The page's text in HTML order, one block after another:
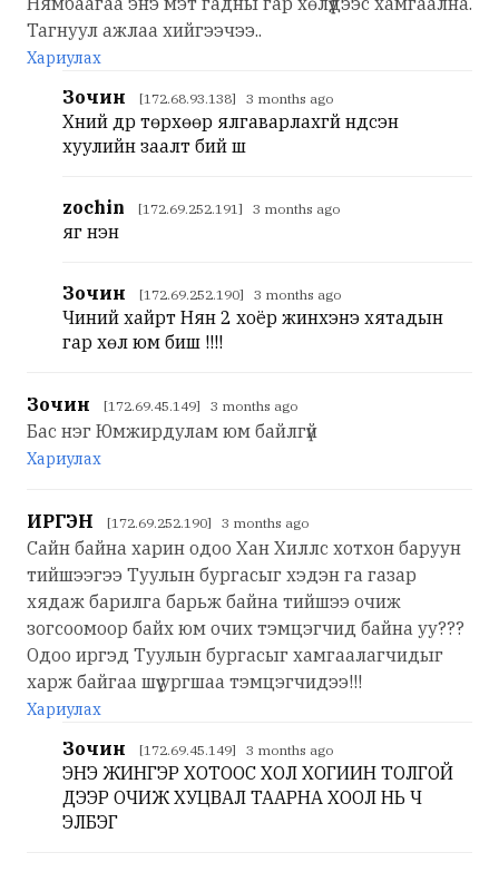
Тагнуул ажлаа хийгээчээ..
Хариулах
Зочин [172.68.93.138] 3 months ago
Хүний дүр төрхөөр ялгаварлахгүй үндсэн
хуулийн заалт бий шүү
zochin [172.69.252.191] 3 months ago
яг үнэн
Зочин [172.69.252.190] 3 months ago
Чиний хайрт Нян 2 хоёр жинхэнэ хятадын
гар хөл юм биш үү!!!!
Зочин [172.69.45.149] 3 months ago
Бас нэг Юмжирдулам юм байлгүй
Хариулах
ИРГЭН [172.69.252.190] 3 months ago
Сайн байна харин одоо Хан Хиллс хотхон баруун
тийшээгээ Туулын бургасыг хэдэн га газар
хядаж барилга барьж байна тийшээ очиж
зогсоомоор байх юм очих тэмцэгчид байна уу???
Одоо иргэд Туулын бургасыг хамгаалагчидыг
харж байгаа шүү ургшаа тэмцэгчидээ!!!
Хариулах
Зочин [172.69.45.149] 3 months ago
ЭНЭ ЖИНГЭР ХОТООС ХОЛ ХОГИИН ТОЛГОЙ
ДЭЭР ОЧИЖ ХУЦВАЛ ТААРНА ХООЛ НЬ Ч
ЭЛБЭГ